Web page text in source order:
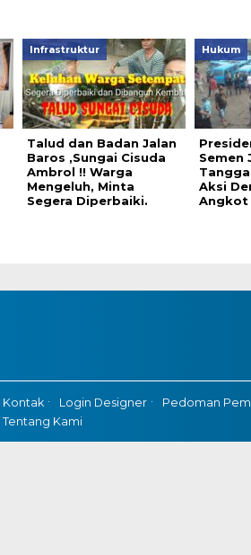
Infrastruktur
Talud dan Badan Jalan
Baros ,Sungai Cisuda
Ambrol !! Warga
Mengeluh, Minta
Segera Diperbaiki.
Hukum
Semen
Aksi
Angkot
Kontak Login Designer Pedoman
Tentang Kami